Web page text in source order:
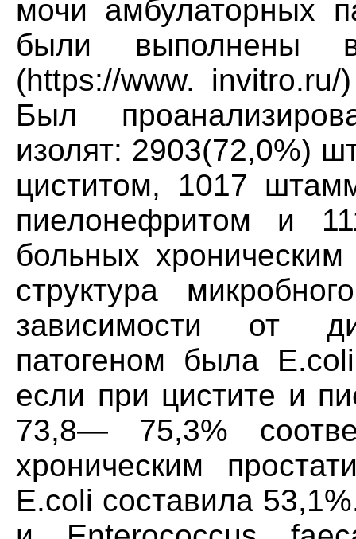
мочи амбулаторных
были выполнены
(https://www.
Был
изолят: 2903(72,0%)
циститом, 1017
пиелонефритом и
больных
структура
зависимости от
патогеном была
если при цистите и
73,8— 75,3%
хроническим
E.coli составила